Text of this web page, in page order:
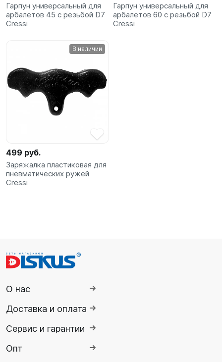
Гарпун универсальный для
арбалетов 45 с резьбой D7
Cressi
Гарпун универсальный для
арбалетов 60 с резьбой D7
Cressi
В наличии
499 руб.
Заряжалка пластиковая для
пневматических ружей
Cressi
О нас
Доставка и оплата
Сервис и гарантии
Опт